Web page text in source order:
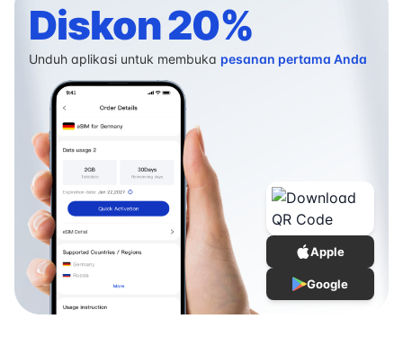
Diskon 20%
Unduh aplikasi untuk membuka pesanan pertama Anda
Apple
Google